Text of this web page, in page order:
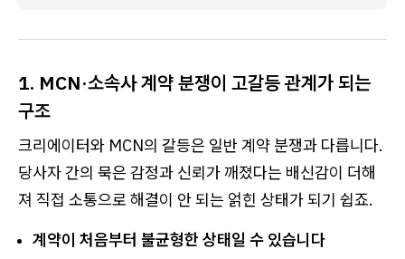
1. MCN·소속사 계약 분쟁이 고갈등 관계가 되는
구조
크리에이터와 MCN의 갈등은 일반 계약 분쟁과 다릅니다.
당사자 간의 묵은 감정과 신뢰가 깨졌다는 배신감이 더해
져 직접 소통으로 해결이 안 되는 얽힌 상태가 되기 쉽죠.
계약이 처음부터 불균형한 상태일 수 있습니다